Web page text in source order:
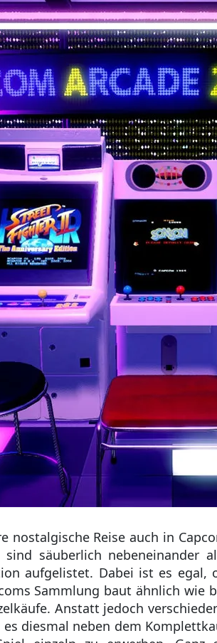
nostalgische Reise auch in
säuberlich nebeneinander
aufgelistet. Dabei ist es egal,
Sammlung baut ähnlich wie
Anstatt jedoch
diesmal neben dem